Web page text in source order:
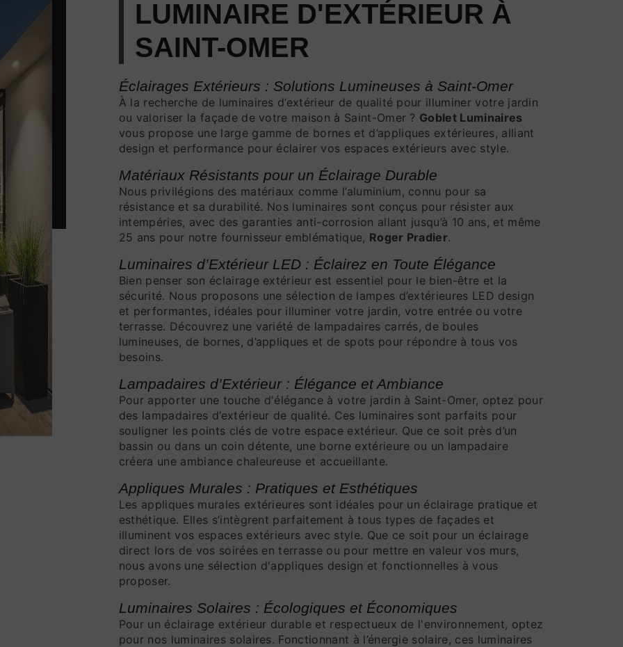
LUMINAIRE D'EXTÉRIEUR À
SAINT-OMER
Éclairages Extérieurs : Solutions Lumineuses à Saint-Omer
À la recherche de luminaires d’extérieur de qualité pour illuminer votre jardin
ou valoriser la façade de votre maison à Saint-Omer ? Goblet Luminaires
vous propose une large gamme de bornes et d’appliques extérieures, alliant
design et performance pour éclairer vos espaces extérieurs avec style.
Matériaux Résistants pour un Éclairage Durable
Nous privilégions des matériaux comme l’aluminium, connu pour sa
résistance et sa durabilité. Nos luminaires sont conçus pour résister aux
intempéries, avec des garanties anti-corrosion allant jusqu’à 10 ans, et même
25 ans pour notre fournisseur emblématique, Roger Pradier.
Luminaires d’Extérieur LED : Éclairez en Toute Élégance
Bien penser son éclairage extérieur est essentiel pour le bien-être et la
sécurité. Nous proposons une sélection de lampes d’extérieures LED design
et performantes, idéales pour illuminer votre jardin, votre entrée ou votre
terrasse. Découvrez une variété de lampadaires carrés, de boules
lumineuses, de bornes, d’appliques et de spots pour répondre à tous vos
besoins.
Lampadaires d’Extérieur : Élégance et Ambiance
Pour apporter une touche d'élégance à votre jardin à Saint-Omer, optez pour
des lampadaires d’extérieur de qualité. Ces luminaires sont parfaits pour
souligner les points clés de votre espace extérieur. Que ce soit près d’un
bassin ou dans un coin détente, une borne extérieure ou un lampadaire
créera une ambiance chaleureuse et accueillante.
Appliques Murales : Pratiques et Esthétiques
Les appliques murales extérieures sont idéales pour un éclairage pratique et
esthétique. Elles s’intègrent parfaitement à tous types de façades et
illuminent vos espaces extérieurs avec style. Que ce soit pour un éclairage
direct lors de vos soirées en terrasse ou pour mettre en valeur vos murs,
nous avons une sélection d'appliques design et fonctionnelles à vous
proposer.
Luminaires Solaires : Écologiques et Économiques
Pour un éclairage extérieur durable et respectueux de l'environnement, optez
pour nos luminaires solaires. Fonctionnant à l’énergie solaire, ces luminaires